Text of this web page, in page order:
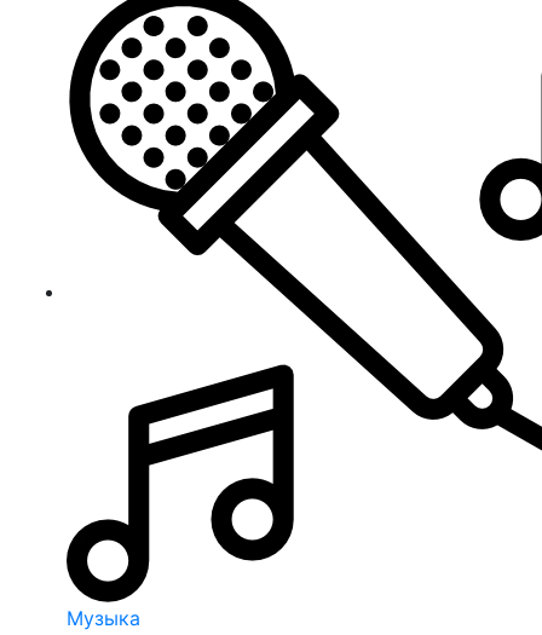
Музыка